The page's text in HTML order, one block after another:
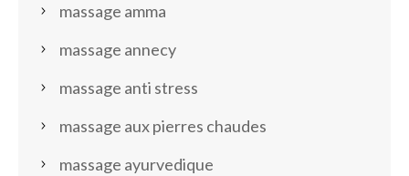
massage amma
massage annecy
massage anti stress
massage aux pierres chaudes
massage ayurvedique